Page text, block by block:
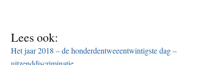
Lees ook:
Het jaar 2018 – de honderdentweeentwintigste dag –